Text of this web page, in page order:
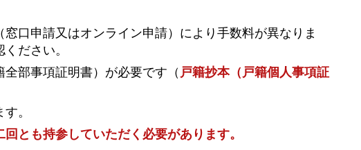
口申請又はオンライン申請）により手数料が異なりま
ください。
部事項証明書）が必要です（ 戸籍抄本（戸籍個人事項証
。
とも持参していただく必要があります。